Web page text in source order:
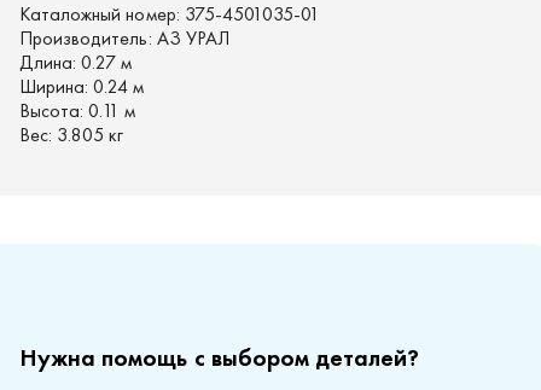
Каталожный номер: 375-4501035-01
Производитель: АЗ УРАЛ
Длина: 0.27 м
Ширина: 0.24 м
Высота: 0.11 м
Вес: 3.805 кг
Нужна помощь с выбором деталей?